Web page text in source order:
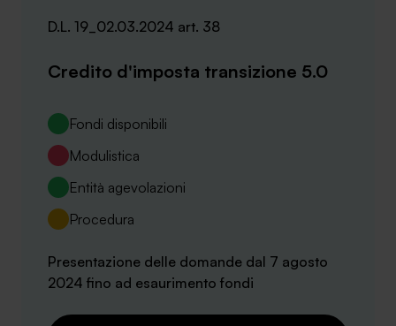
D.L. 19_02.03.2024 art. 38
Credito d'imposta transizione 5.0
Fondi disponibili
Modulistica
Entità agevolazioni
Procedura
Presentazione delle domande dal 7 agosto
2024 fino ad esaurimento fondi